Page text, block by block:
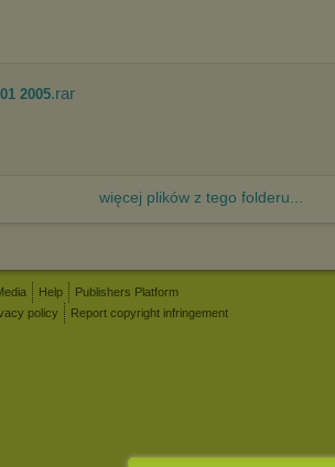
2005.rar
więcej plików z tego folderu...
Help
Publishers Platform
policy Report copyright infringement